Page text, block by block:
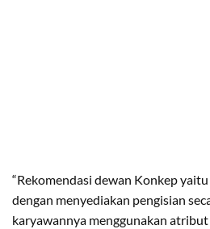
“Rekomendasi dewan Konkep
dengan menyediakan pengisian
karyawannya menggunakan